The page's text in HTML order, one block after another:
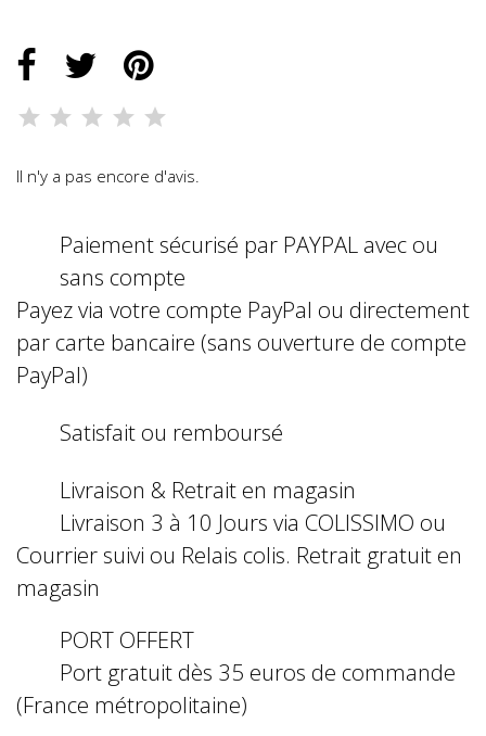
Il n'y a pas encore d'avis.
Paiement sécurisé par PAYPAL avec ou
sans compte
Payez via votre compte PayPal ou directement
par carte bancaire (sans ouverture de compte
PayPal)
Satisfait ou remboursé
Livraison & Retrait en magasin
Livraison 3 à 10 Jours via COLISSIMO ou
Courrier suivi ou Relais colis. Retrait gratuit en
magasin
PORT OFFERT
Port gratuit dès 35 euros de commande
(France métropolitaine)